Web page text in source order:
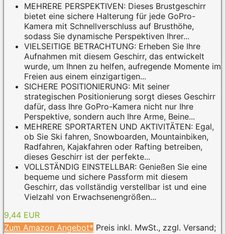
MEHRERE PERSPEKTIVEN: Dieses Brustgeschirr
bietet eine sichere Halterung für jede GoPro-
Kamera mit Schnellverschluss auf Brusthöhe,
sodass Sie dynamische Perspektiven Ihrer...
VIELSEITIGE BETRACHTUNG: Erheben Sie Ihre
Aufnahmen mit diesem Geschirr, das entwickelt
wurde, um Ihnen zu helfen, aufregende Momente im
Freien aus einem einzigartigen...
SICHERE POSITIONIERUNG: Mit seiner
strategischen Positionierung sorgt dieses Geschirr
dafür, dass Ihre GoPro-Kamera nicht nur Ihre
Perspektive, sondern auch Ihre Arme, Beine...
MEHRERE SPORTARTEN UND AKTIVITÄTEN: Egal,
ob Sie Ski fahren, Snowboarden, Mountainbiken,
Radfahren, Kajakfahren oder Rafting betreiben,
dieses Geschirr ist der perfekte...
VOLLSTÄNDIG EINSTELLBAR: Genießen Sie eine
bequeme und sichere Passform mit diesem
Geschirr, das vollständig verstellbar ist und eine
Vielzahl von Erwachsenengrößen...
9,44 EUR
Zum Amazon Angebot* Preis inkl. MwSt., zzgl. Versand;